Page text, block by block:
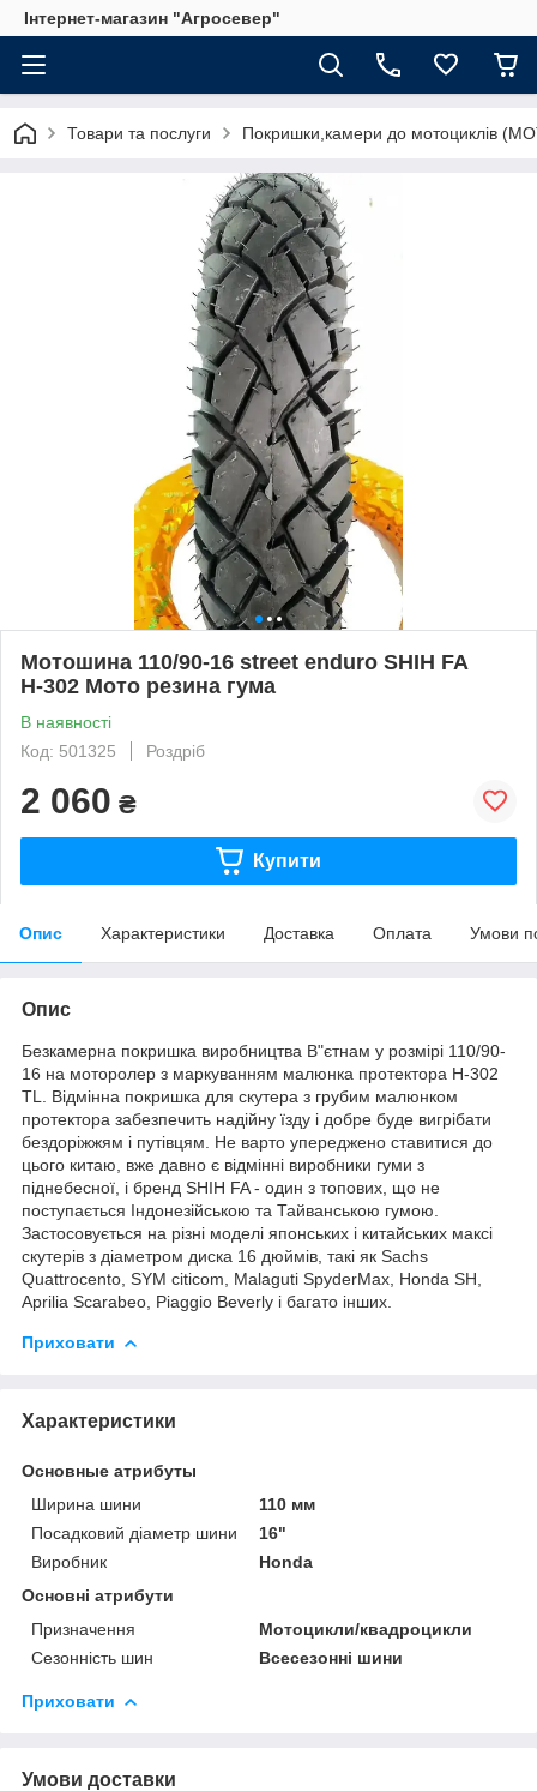
Інтернет-магазин "Агросевер"
Товари та послуги Покришки,камери до мотоциклів
Мотошина 110/90-16 street enduro SHIH FA
Н-302 Мото резина гума
В наявності
Код: 501325
Роздріб
2 060 ₴
Купити
Опис Характеристики Доставка Оплата Умови
Опис
Безкамерна покришка виробництва В"єтнам у розмірі 110/90-
16 на моторолер з маркуванням малюнка протектора Н-302
TL. Відмінна покришка для скутера з грубим малюнком
протектора забезпечить надійну їзду і добре буде вигрібати
бездоріжжям і путівцям. Не варто упереджено ставитися до
цього китаю, вже давно є відмінні виробники гуми з
піднебесної, і бренд SHIH FA - один з топових, що не
поступається Індонезійською та Тайванською гумою.
Застосовується на різні моделі японських і китайських максі
скутерів з діаметром диска 16 дюймів, такі як Sachs
Quattrocento, SYM citicom, Malaguti SpyderMax, Honda SH,
Aprilia Scarabeo, Piaggio Beverly і багато інших.
Приховати
Характеристики
Основные атрибуты
Ширина шини
110 мм
Посадковий діаметр шини
16"
Виробник
Honda
Основні атрибути
Призначення
Мотоцикли/квадроцикли
Сезонність шин
Всесезонні шини
Приховати
Умови доставки